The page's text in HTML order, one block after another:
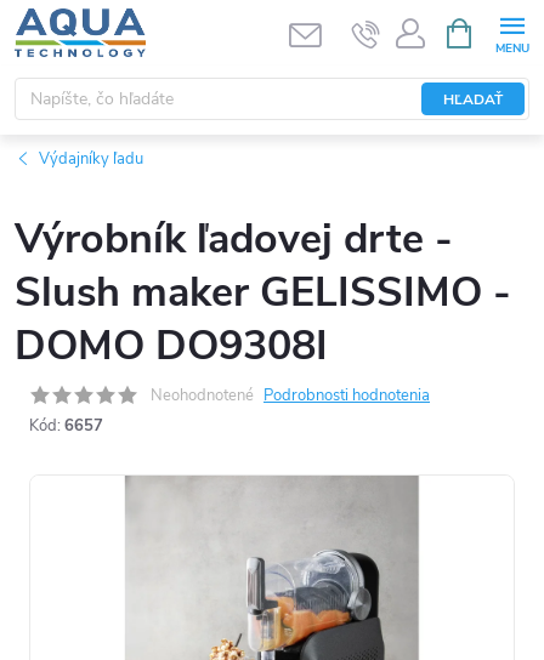
Prejsť
na
obsah
HĽADAŤ
KOŠÍK
Výdajníky ľadu
Výrobník ľadovej drte -
Slush maker GELISSIMO -
DOMO DO9308I
Neohodnotené Podrobnosti hodnotenia
Kód: 6657